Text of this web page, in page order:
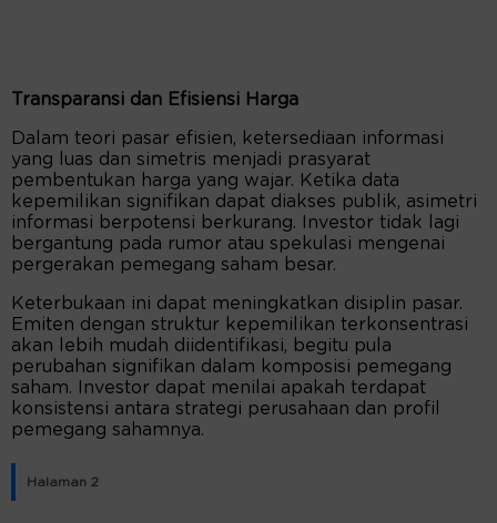
Transparansi dan Efisiensi Harga
Dalam teori pasar efisien, ketersediaan informasi
yang luas dan simetris menjadi prasyarat
pembentukan harga yang wajar. Ketika data
kepemilikan signifikan dapat diakses publik, asimetri
informasi berpotensi berkurang. Investor tidak lagi
bergantung pada rumor atau spekulasi mengenai
pergerakan pemegang saham besar.
Keterbukaan ini dapat meningkatkan disiplin pasar.
Emiten dengan struktur kepemilikan terkonsentrasi
akan lebih mudah diidentifikasi, begitu pula
perubahan signifikan dalam komposisi pemegang
saham. Investor dapat menilai apakah terdapat
konsistensi antara strategi perusahaan dan profil
pemegang sahamnya.
Halaman 2